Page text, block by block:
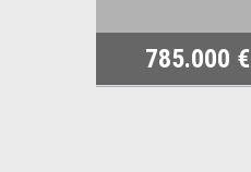
785.000 €